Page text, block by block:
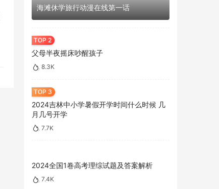
海滩休学旅行动漫在线第一话
父母半夜摇床吵醒孩子
8.3K
2024吉林中小学暑假开学时间什么时候 几
月几号开学
7.7K
2024全国1卷高考理综试题及答案解析
7.4K